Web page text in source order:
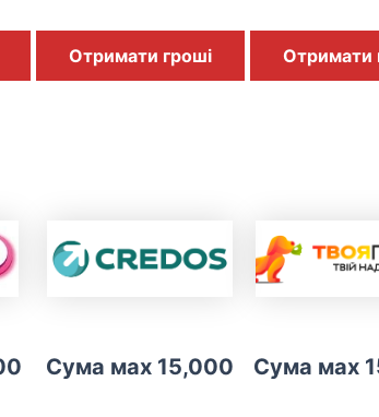
Отримати гроші Отримати
Сума мах 15,000 Сума мах